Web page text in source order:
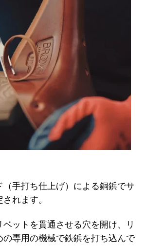
（手打ち仕上げ）による銅鋲でサ
れます。
ットを貫通させる穴を開け、リ
の専用の機械で鉄鋲を打ち込んで